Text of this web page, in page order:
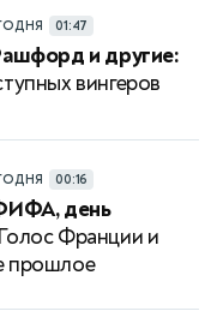
01:47
и другие:
вингеров
00:16
день
Голос Франции и
прошлое